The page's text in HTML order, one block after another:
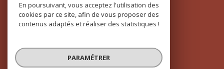
adhérons
En poursuivant, vous acceptez l'utilisation des
cookies par ce site, afin de vous proposer des
contenus adaptés et réaliser des statistiques !
PARAMÉTRER